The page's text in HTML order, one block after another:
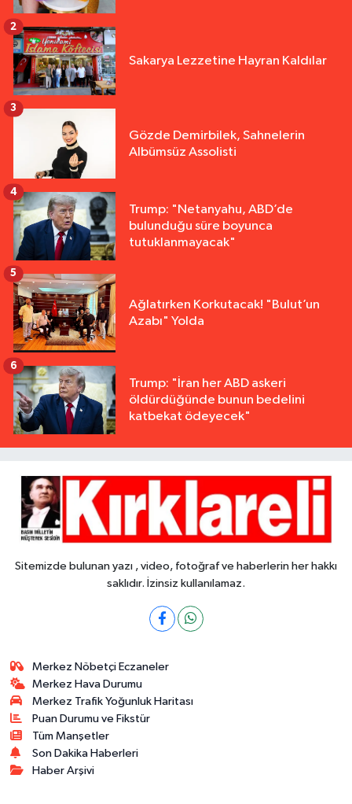
Sakarya Lezzetine Hayran Kaldılar
2
Gözde Demirbilek, Sahnelerin
Albümsüz Assolisti
3
Trump: "Netanyahu, ABD’de
bulunduğu süre boyunca
tutuklanmayacak"
4
Ağlatırken Korkutacak! "Bulut’un
Azabı" Yolda
5
Trump: "İran her ABD askeri
öldürdüğünde bunun bedelini
katbekat ödeyecek"
6
Sitemizde bulunan yazı , video, fotoğraf ve haberlerin her hakkı
saklıdır. İzinsiz kullanılamaz.
Merkez Nöbetçi Eczaneler
Merkez Hava Durumu
Merkez Trafik Yoğunluk Haritası
Puan Durumu ve Fikstür
Tüm Manşetler
Son Dakika Haberleri
Haber Arşivi